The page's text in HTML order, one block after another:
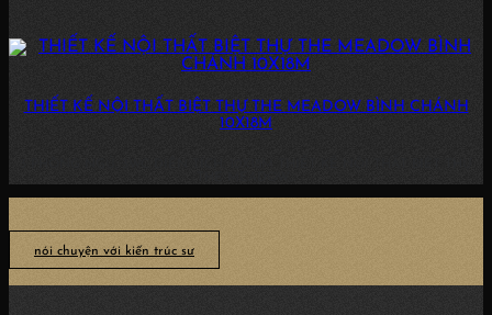
THIẾT KẾ NỘI THẤT BIỆT THỰ THE MEADOW BÌNH CHÁNH
10X18M
nói chuyện với kiến trúc sư